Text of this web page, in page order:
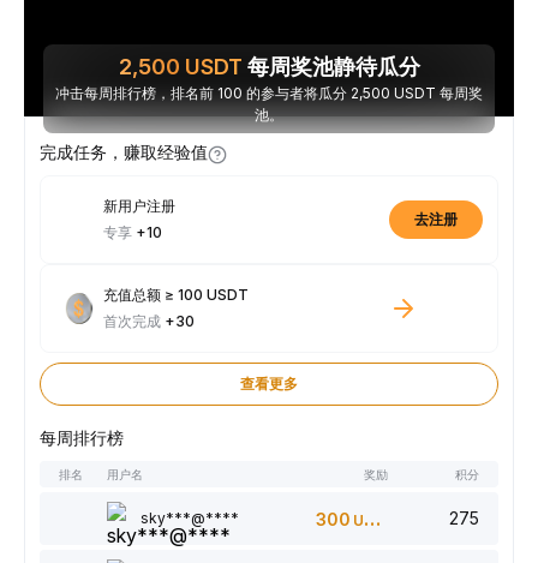
2,500 USDT 每周奖池静待瓜分
冲击每周排行榜，排名前 100 的参与者将瓜分 2,500 USDT 每周奖
池。
完成任务，赚取经验值
新用户注册
专享 +10
去注册
充值总额 ≥ 100 USDT
首次完成 +30
查看更多
每周排行榜
排名 用户名 奖励 积分
sky***@**** 300 USDT 275